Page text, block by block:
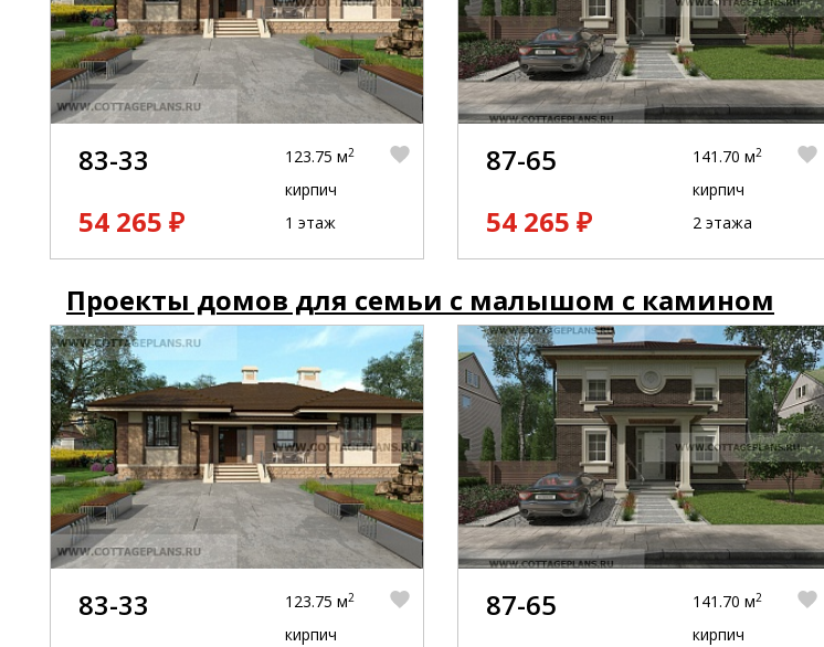
83-33
54 265 ₽
123.75 м2
кирпич
1 этаж
87-65
54 265 ₽
141.70 м2
кирпич
2 этажа
Проекты домов для семьи с малышом с камином
83-33
123.75 м2
кирпич
87-65
141.70 м2
кирпич